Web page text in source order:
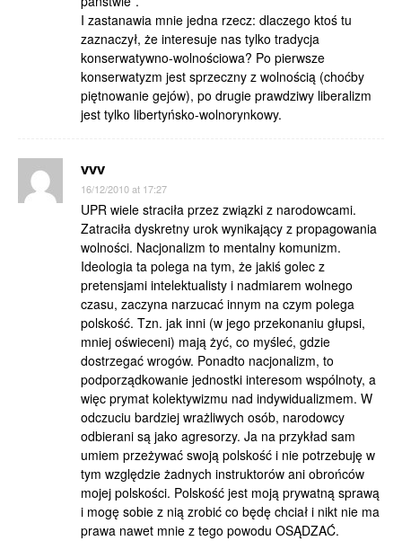
I zastanawia mnie jedna rzecz: dlaczego ktoś tu
zaznaczył, że interesuje nas tylko tradycja
konserwatywno-wolnościowa? Po pierwsze
konserwatyzm jest sprzeczny z wolnością (choćby
piętnowanie gejów), po drugie prawdziwy liberalizm
jest tylko libertyńsko-wolnorynkowy.
vvv
16/12/2010 at 17:27
UPR wiele straciła przez związki z narodowcami.
Zatraciła dyskretny urok wynikający z propagowania
wolności. Nacjonalizm to mentalny komunizm.
Ideologia ta polega na tym, że jakiś golec z
pretensjami intelektualisty i nadmiarem wolnego
czasu, zaczyna narzucać innym na czym polega
polskość. Tzn. jak inni (w jego przekonaniu głupsi,
mniej oświeceni) mają żyć, co myśleć, gdzie
dostrzegać wrogów. Ponadto nacjonalizm, to
podporządkowanie jednostki interesom wspólnoty, a
więc prymat kolektywizmu nad indywidualizmem. W
odczuciu bardziej wrażliwych osób, narodowcy
odbierani są jako agresorzy. Ja na przykład sam
umiem przeżywać swoją polskość i nie potrzebuję w
tym względzie żadnych instruktorów ani obrońców
mojej polskości. Polskość jest moją prywatną sprawą
i mogę sobie z nią zrobić co będę chciał i nikt nie ma
prawa nawet mnie z tego powodu OSĄDZAĆ.